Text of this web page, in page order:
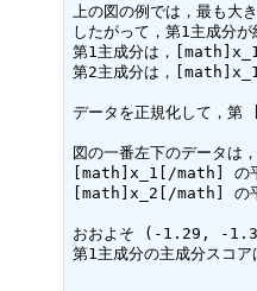
上の図の例では，最
したがって，第1主
第1主成分は，
第2主成分は，
データを正規化して，
図の一番左下のデータ
[math]x_1[/math] の
[math]x_2[/math] の
おおよそ (-1.29, -1.38)
第1主成分の主成分ス